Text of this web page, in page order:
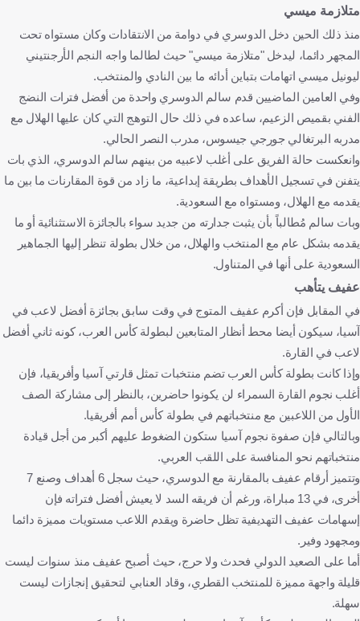
متلازمة ميسي
منذ ذلك الحين دخل الدوسري في دوامة من الانتقادات وكان مستواه تحت
المجهر دائما، ليدخل "متلازمة ميسي" حيث لطالما واجه النجم الأرجنتيني
ليونيل ميسي اتهامات بتباين أدائه ما بين النادي والمنتخب.
وفي العامين الماضيين قدم سالم الدوسري واحدة من أفضل فترات النضج
الفني بقميص الزعيم، ساعده في ذلك حال التوهج التي كان عليها الهلال مع
مدربه البرتغالي جورجي جيسوس، مدرب النصر الحالي.
وانعكست حالة الفريق على أغلب لاعبيه من بينهم سالم الدوسري، الذي بات
يتفنن في تسجيل الأهداف بطريقة إبداعية، ما زاد من قوة المقارنات ما بين ما
يقدمه مع الهلال، ومستواه مع السعودية.
وبات سالم مُطالباً بأن يثبت جدارته من جديد سواء بالجائزة الاستثنائية أو ما
يقدمه بشكل عام مع المنتخب والهلال، من خلال بطولة تنظر إليها الجماهير
السعودية على أنها في المتناول.
عفيف يتأهب
في المقابل فإن أكرم عفيف المتوج في وقت سابق بجائزة أفضل لاعب في
آسيا، سيكون أيضا محط أنظار المتابعين لبطولة كأس العرب، كونه ثاني أفضل
لاعب في القارة.
وإذا كانت بطولة كأس العرب تضم منتخبات تمثل قارتي آسيا وأفريقيا، فإن
أغلب نجوم القارة السمراء لن يكونوا حاضرين، بالنظر إلى مشاركة الصف
الأول من اللاعبين مع منتخباتهم في بطولة كأس أمم أفريقيا.
وبالتالي فإن صفوة نجوم آسيا ستكون الضغوط عليهم أكبر من أجل قيادة
منتخباتهم نحو المنافسة على اللقب العربي.
وتتميز أرقام عفيف بالمقارنة مع الدوسري، حيث سجل 6 أهداف وصنع 7
أخرى، في 13 مباراة، ورغم أن فريقه السد لا يعيش أفضل فتراته فإن
إسهامات عفيف التهديفية تظل حاضرة ويقدم اللاعب مستويات مميزة دائما
ومجهود وفير.
أما على الصعيد الدولي فحدث ولا حرج، حيث أصبح عفيف منذ سنوات ليست
قليلة واجهة مميزة للمنتخب القطري، وقاد العنابي لتحقيق إنجازات ليست
سهلة.